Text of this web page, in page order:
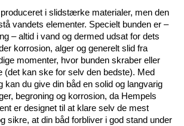
i slidstærke materialer, men den
vandets elementer. Specielt bunden er –
– altid i vand og dermed udsat for dets
korrosion, alger og generelt slid fra
momenter, hvor bunden skraber eller
(det kan ske for selv den bedste). Med
kan du give din båd en solid og langvarig
begroning og korrosion, da Hempels
er designet til at klare selv de mest
sikre, at din båd forbliver i god stand under